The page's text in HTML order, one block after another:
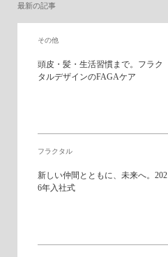
最新の記事
その他
頭皮・髪・生活習慣まで。フラク
タルデザインのFAGAケア
フラクタル
新しい仲間とともに、未来へ。202
6年入社式